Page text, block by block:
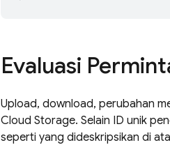
Evaluasi
Upload, download, perubahan
Cloud Storage. Selain ID unik
seperti yang dideskripsikan di